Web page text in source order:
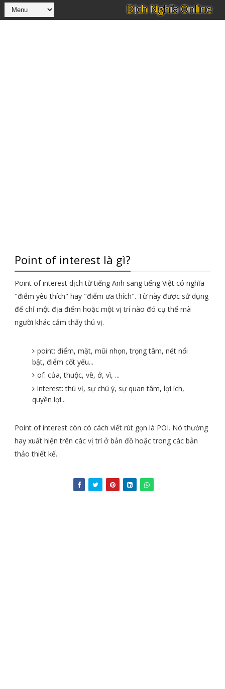
Point of interest là gì?
Point of interest dịch từ tiếng Anh sang tiếng Việt có nghĩa
"điểm yêu thích" hay "điểm ưa thích". Từ này được sử dụng
để chỉ một địa điểm hoặc một vị trí nào đó cụ thể mà
người khác cảm thấy thú vị.
point: điểm, mặt, mũi nhọn, trọng tâm, nét nổi
bật, điểm cốt yếu...
of: của, thuộc, về, ở, vì, ...
interest: thú vị, sự chú ý, sự quan tâm, lợi ích,
quyền lợi...
Point of interest còn có cách viết rút gọn là POI. Nó thường
hay xuất hiện trên các vị trí ở bản đồ hoặc trong các bản
thảo thiết kế.